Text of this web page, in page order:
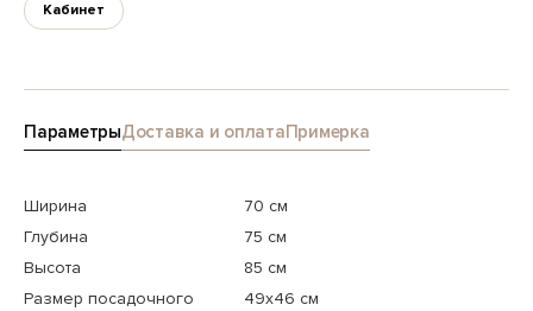
Кабинет
ПараметрыДоставка и оплатаПримерка
Ширина
70 см
Глубина
75 см
Высота
85 см
Размер посадочного
49x46 см